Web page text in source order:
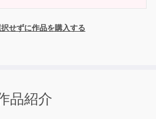
せずに作品を購入する
品紹介